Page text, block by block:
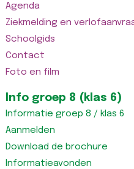
Agenda
Ziekmelding en
Schoolgids
Contact
Foto en film
Info groep 8 (klas 6)
Informatie groep 8 / klas 6
Aanmelden
Download de brochure
Informatieavonden